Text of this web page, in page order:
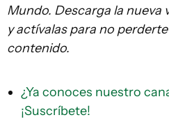
Mundo. Descarga la nueva
y actívalas para no
contenido.
¿Ya conoces nuestro
¡Suscríbete!